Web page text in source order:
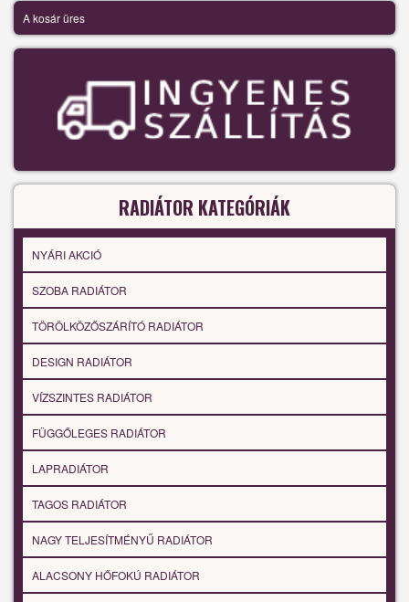
A kosár üres
RADIÁTOR KATEGÓRIÁK
NYÁRI AKCIÓ
SZOBA RADIÁTOR
TÖRÖLKÖZŐSZÁRÍTÓ RADIÁTOR
DESIGN RADIÁTOR
VÍZSZINTES RADIÁTOR
FÜGGŐLEGES RADIÁTOR
LAPRADIÁTOR
TAGOS RADIÁTOR
NAGY TELJESÍTMÉNYŰ RADIÁTOR
ALACSONY HŐFOKÚ RADIÁTOR